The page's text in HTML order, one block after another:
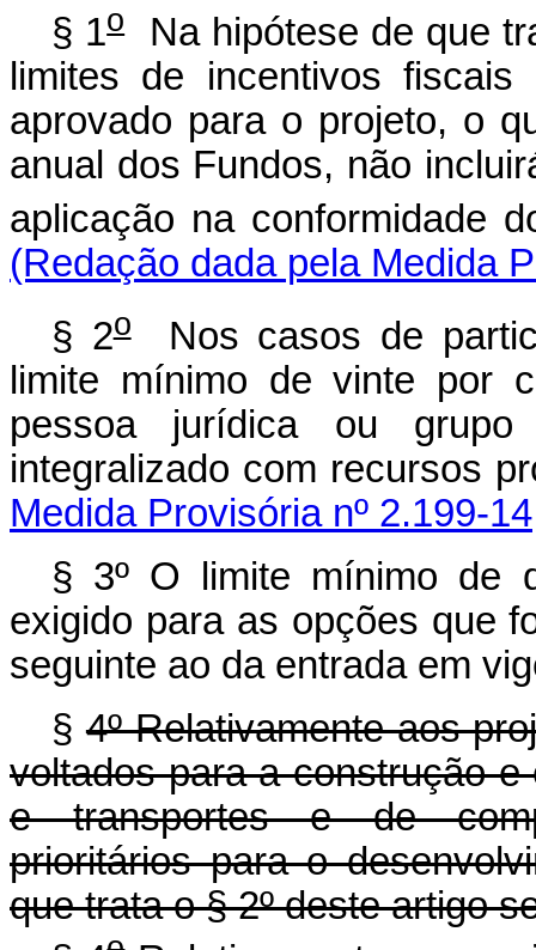
§ 1oNa hipótese de que
limites de incentivos
aprovado para o projeto, o
anual dos Fundos, não
aplicação na conformidade
(Redação dada pela Medida
§ 2oNos casos de
limite mínimo de vinte por
pessoa jurídica ou
integralizado com recursos
Medida Provisória nº 2.199-
§ 3º O limite mínimo de
exigido para as opções que
seguinte ao da entrada em
§ 4º Relativamente aos
voltados para a construção
e transportes e de
prioritários para o
que trata o § 2º deste artigo